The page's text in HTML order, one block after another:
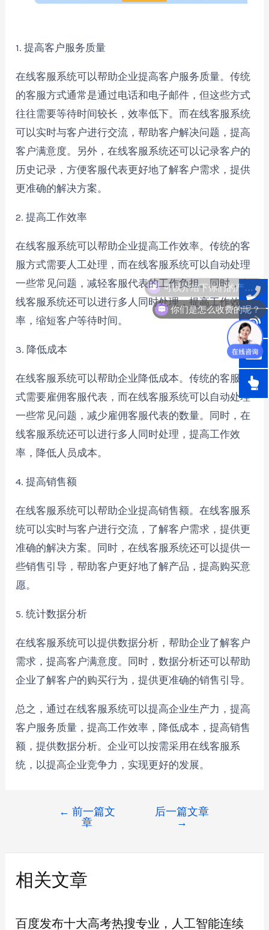
1. 提高客户服务质量
在线客服系统可以帮助企业提高客户服务质量。传统
的客服方式通常是通过电话和电子邮件，但这些方式
往往需要等待时间较长，效率低下。而在线客服系统
可以实时与客户进行交流，帮助客户解决问题，提高
客户满意度。另外，在线客服系统还可以记录客户的
历史记录，方便客服代表更好地了解客户需求，提供
更准确的解决方案。
2. 提高工作效率
在线客服系统可以帮助企业提高工作效率。传统的客
服方式需要人工处理，而在线客服系统可以自动处理
一些常见问题，减轻客服代表的工作负担。同时，在
线客服系统还可以进行多人同时处理，提高工作效
率，缩短客户等待时间。
3. 降低成本
在线客服系统可以帮助企业降低成本。传统的客服方
式需要雇佣客服代表，而在线客服系统可以自动处理
一些常见问题，减少雇佣客服代表的数量。同时，在
线客服系统还可以进行多人同时处理，提高工作效
率，降低人员成本。
4. 提高销售额
在线客服系统可以帮助企业提高销售额。在线客服系
统可以实时与客户进行交流，了解客户需求，提供更
准确的解决方案。同时，在线客服系统还可以提供一
些销售引导，帮助客户更好地了解产品，提高购买意
愿。
5. 统计数据分析
在线客服系统可以提供数据分析，帮助企业了解客户
需求，提高客户满意度。同时，数据分析还可以帮助
企业了解客户的购买行为，提供更准确的销售引导。
总之，通过在线客服系统可以提高企业生产力，提高
客户服务质量，提高工作效率，降低成本，提高销售
额，提供数据分析。企业可以按需采用在线客服系
统，以提高企业竞争力，实现更好的发展。
← 前一篇文
章
后一篇文章
→
相关文章
百度发布十大高考热搜专业，人工智能连续
可以介绍下你们的产品么？
你们是怎么收费的呢？